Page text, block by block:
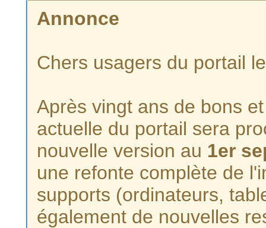
Annonce
Chers usagers du portail
Après vingt ans de bons
actuelle du portail sera
nouvelle version au 1er
une refonte complète de
supports (ordinateurs,
également de nouvelles